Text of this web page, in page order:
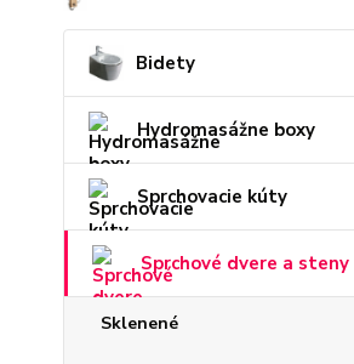
Bidety
Hydromasážne boxy
Sprchovacie kúty
Sprchové dvere a steny
Sklenené